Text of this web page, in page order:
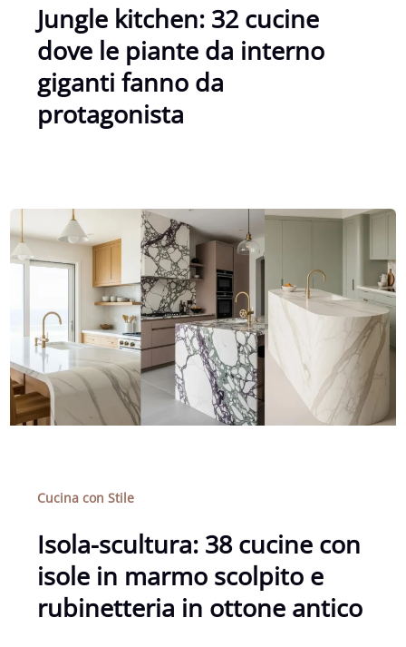
Jungle kitchen: 32 cucine
dove le piante da interno
giganti fanno da
protagonista
Cucina con Stile
Isola-scultura: 38 cucine con
isole in marmo scolpito e
rubinetteria in ottone antico